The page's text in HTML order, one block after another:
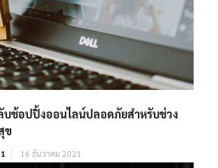
บช้อปปิ้งออนไลน์ปลอดภัยสำหรับช่วง
ข
16 ธันวาคม 2021